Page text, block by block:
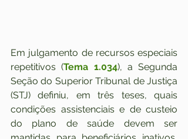
Em julgamento de recursos especiais
repetitivos (Tema 1.034), a Segunda
Seção do Superior Tribunal de Justiça
(STJ) definiu, em três teses, quais
condições assistenciais e de custeio
do plano de saúde devem ser